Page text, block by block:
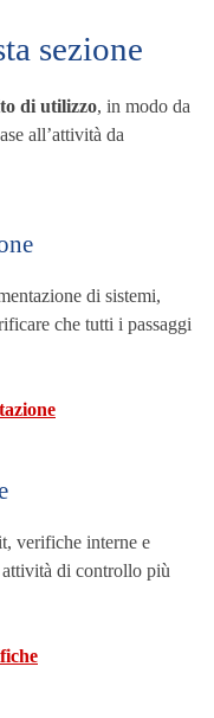
sezione
di utilizzo, in modo da
all’attività da
di sistemi,
che tutti i passaggi
verifiche interne e
di controllo più